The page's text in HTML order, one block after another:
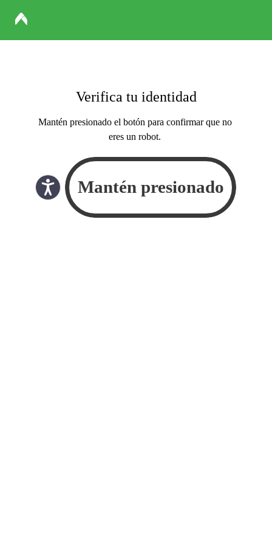
Verifica tu identidad
Mantén presionado el botón para confirmar que no
eres un robot.